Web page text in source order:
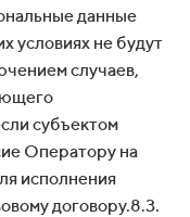
данные
условиях не будут
случаев,
субъектом
Оператору на
исполнения
договору.8.3.